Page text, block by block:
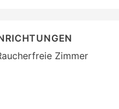
Zimmer